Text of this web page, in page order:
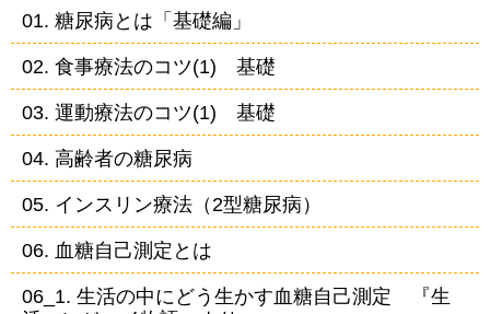
01. 糖尿病とは「基礎編」
02. 食事療法のコツ(1) 基礎
03. 運動療法のコツ(1) 基礎
04. 高齢者の糖尿病
05. インスリン療法（2型糖尿病）
06. 血糖自己測定とは
06_1. 生活の中にどう生かす血糖自己測定 『生